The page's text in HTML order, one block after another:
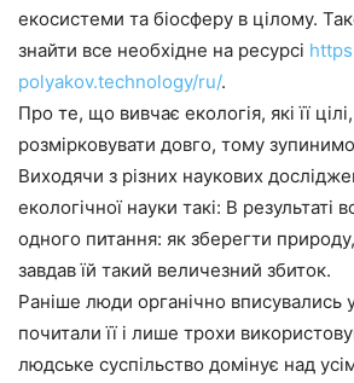
екосистеми та біосферу в цілому.
знайти все необхідне на ресурсі
polyakov.technology/ru/.
Про те, що вивчає екологія, які її
розмірковувати довго, тому
Виходячи з різних наукових
екологічної науки такі: В результаті
одного питання: як зберегти
завдав їй такий величезний збиток.
Раніше люди органічно вписувались
почитали її і лише трохи
людське суспільство домінує над